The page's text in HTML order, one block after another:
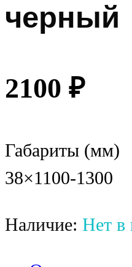
черный
2100 ₽
Габариты (мм)
38×1100-1300
Наличие: Нет в